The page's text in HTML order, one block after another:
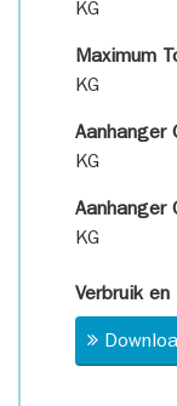
KG
Maximum
KG
Aanhanger
KG
Aanhanger
KG
Verbruik